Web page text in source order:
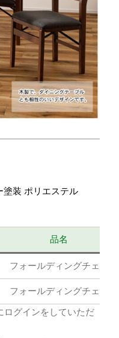
塗装 ポリエステル
品名
フォールディングチェア
フォールディングチェア
グインをしていただ